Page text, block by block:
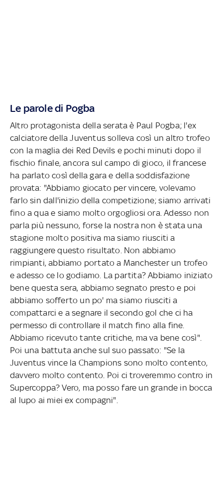
Le parole di Pogba
Altro protagonista della serata è Paul Pogba; l'ex
calciatore della Juventus solleva così un altro trofeo
con la maglia dei Red Devils e pochi minuti dopo il
fischio finale, ancora sul campo di gioco, il francese
ha parlato così della gara e della soddisfazione
provata: "Abbiamo giocato per vincere, volevamo
farlo sin dall'inizio della competizione; siamo arrivati
fino a qua e siamo molto orgogliosi ora. Adesso non
parla più nessuno, forse la nostra non è stata una
stagione molto positiva ma siamo riusciti a
raggiungere questo risultato. Non abbiamo
rimpianti, abbiamo portato a Manchester un trofeo
e adesso ce lo godiamo. La partita? Abbiamo iniziato
bene questa sera, abbiamo segnato presto e poi
abbiamo sofferto un po' ma siamo riusciti a
compattarci e a segnare il secondo gol che ci ha
permesso di controllare il match fino alla fine.
Abbiamo ricevuto tante critiche, ma va bene così".
Poi una battuta anche sul suo passato: "Se la
Juventus vince la Champions sono molto contento,
davvero molto contento. Poi ci troveremmo contro in
Supercoppa? Vero, ma posso fare un grande in bocca
al lupo ai miei ex compagni".